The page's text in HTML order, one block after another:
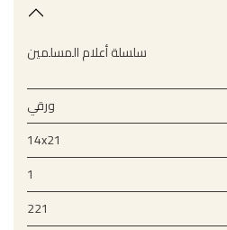
سلسلة أعلام المسلمين
ورقي
14x21
1
221